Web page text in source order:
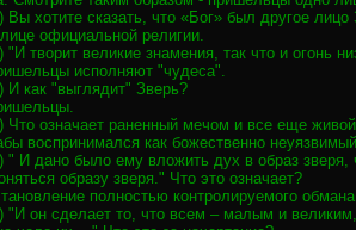
Вы хотите сказать, что «Бог» был другое лицо
официальной религии.
"И творит великие знамения, так что и огонь
исполняют "чудеса".
И как "выглядит" Зверь?
Что означает раненный мечом и все еще
воспринимался как божественно
" И дано было ему вложить дух в образ зверя,
образу зверя." Что это означает?
полностью контролируемого
"И он сделает то, что всем – малым и